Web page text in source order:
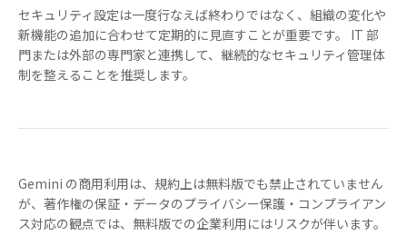
セキュリティ設定は一度行なえば終わりではなく、組織の変化や
新機能の追加に合わせて定期的に見直すことが重要です。 IT 部
門または外部の専門家と連携して、継続的なセキュリティ管理体
制を整えることを推奨します。
Gemini の商用利用は、規約上は無料版でも禁止されていません
が、著作権の保証・データのプライバシー保護・コンプライアン
ス対応の観点では、無料版での企業利用にはリスクが伴います。